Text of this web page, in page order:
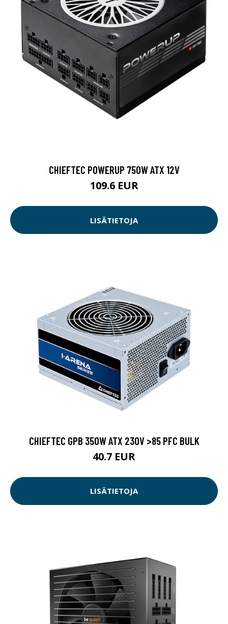
CHIEFTEC POWERUP 750W ATX 12V
109.6 EUR
LISÄTIETOJA
CHIEFTEC GPB 350W ATX 230V >85 PFC BULK
40.7 EUR
LISÄTIETOJA